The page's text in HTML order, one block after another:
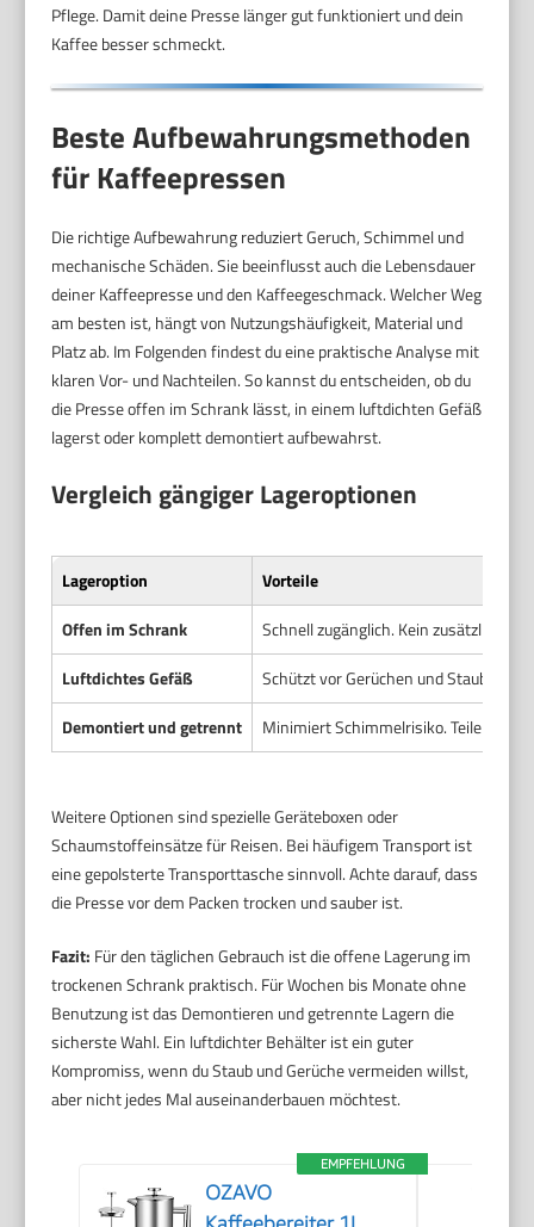
Pflege. Damit deine Presse länger gut funktioniert und dein
Kaffee besser schmeckt.
Beste Aufbewahrungsmethoden
für Kaffeepressen
Die richtige Aufbewahrung reduziert Geruch, Schimmel und
mechanische Schäden. Sie beeinflusst auch die Lebensdauer
deiner Kaffeepresse und den Kaffeegeschmack. Welcher Weg
am besten ist, hängt von Nutzungshäufigkeit, Material und
Platz ab. Im Folgenden findest du eine praktische Analyse mit
klaren Vor- und Nachteilen. So kannst du entscheiden, ob du
die Presse offen im Schrank lässt, in einem luftdichten Gefäß
lagerst oder komplett demontiert aufbewahrst.
Vergleich gängiger Lageroptionen
Lageroption
Vorteile
Offen im Schrank
Schnell zugänglich. Kein zusätzlicher
Luftdichtes Gefäß
Schützt vor Gerüchen und Staub.
Demontiert und getrennt
Minimiert Schimmelrisiko. Teile
Weitere Optionen sind spezielle Geräteboxen oder
Schaumstoffeinsätze für Reisen. Bei häufigem Transport ist
eine gepolsterte Transporttasche sinnvoll. Achte darauf, dass
die Presse vor dem Packen trocken und sauber ist.
Fazit: Für den täglichen Gebrauch ist die offene Lagerung im
trockenen Schrank praktisch. Für Wochen bis Monate ohne
Benutzung ist das Demontieren und getrennte Lagern die
sicherste Wahl. Ein luftdichter Behälter ist ein guter
Kompromiss, wenn du Staub und Gerüche vermeiden willst,
aber nicht jedes Mal auseinanderbauen möchtest.
EMPFEHLUNG
OZAVO